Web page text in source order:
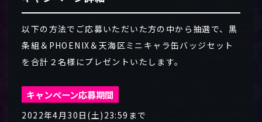
以下の方法でご応募いただいた方の中から抽選で、黒
条組＆PHOENIX＆天海区ミニキャラ缶バッジセット
を合計２名様にプレゼントいたします。
キャンペーン応募期間
2022年4月30日(土)23:59まで